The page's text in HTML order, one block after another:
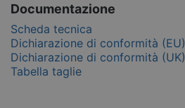
Documentazione
Scheda tecnica
Dichiarazione di conformità (EU)
Dichiarazione di conformità (UK)
Tabella taglie